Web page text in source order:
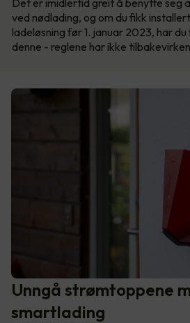
Det er imidlertid greit å benytte seg
ved nødlading, og om du fikk
ladeløsning før 1. januar 2023, har
denne - reglene har ikke
Unngå strømtoppene
smartlading